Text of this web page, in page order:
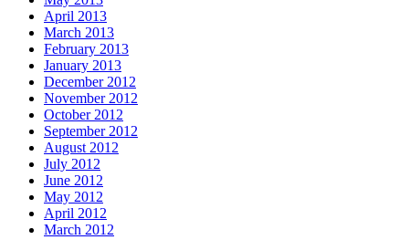
April 2013
March 2013
February 2013
January 2013
December 2012
November 2012
October 2012
September 2012
August 2012
July 2012
June 2012
May 2012
April 2012
March 2012